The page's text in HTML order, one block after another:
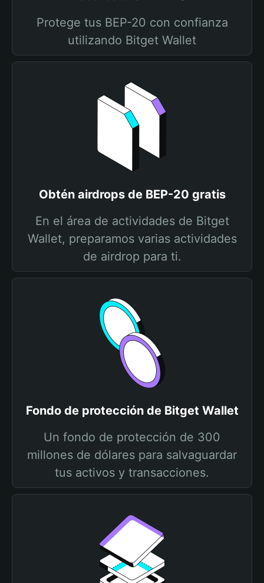
Protege tus BEP-20 con confianza
utilizando Bitget Wallet
Obtén airdrops de BEP-20 gratis
En el área de actividades de Bitget
Wallet, preparamos varias actividades
de airdrop para ti.
Fondo de protección de Bitget Wallet
Un fondo de protección de 300
millones de dólares para salvaguardar
tus activos y transacciones.